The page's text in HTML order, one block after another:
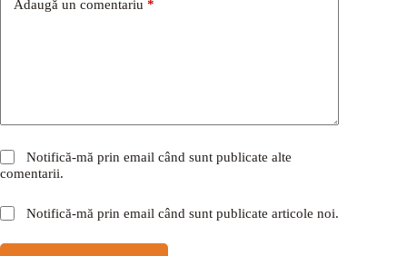
Adaugă un comentariu *
Notifică-mă prin email când sunt publicate alte
comentarii.
Notifică-mă prin email când sunt publicate articole noi.